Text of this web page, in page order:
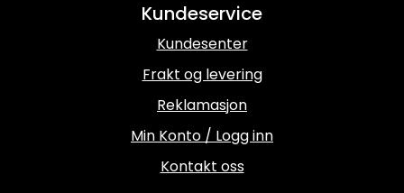
Kundeservice
Kundesenter
Frakt og levering
Reklamasjon
Min Konto / Logg inn
Kontakt oss